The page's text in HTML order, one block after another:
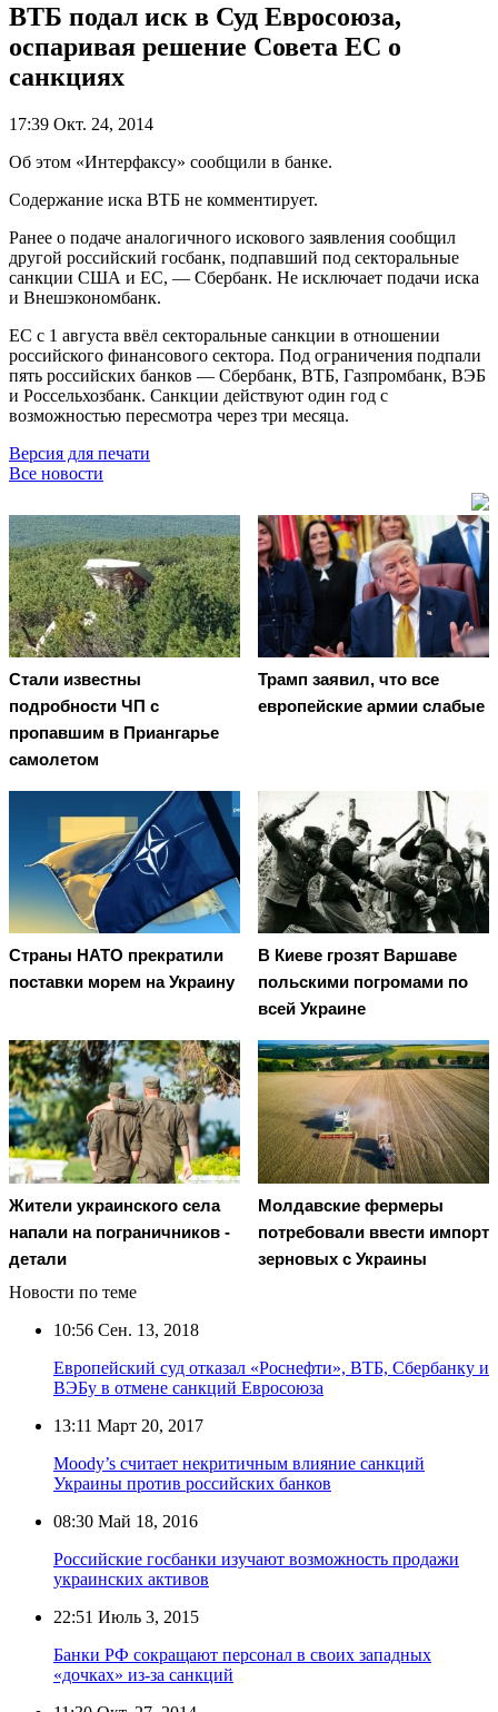
ВТБ подал иск в Суд Евросоюза,
оспаривая решение Совета ЕС о
санкциях
17:39 Окт. 24, 2014
Об этом «Интерфаксу» сообщили в банке.
Содержание иска ВТБ не комментирует.
Ранее о подаче аналогичного искового заявления сообщил
другой российский госбанк, подпавший под секторальные
санкции США и ЕС, — Сбербанк. Не исключает подачи иска
и Внешэкономбанк.
ЕС с 1 августа ввёл секторальные санкции в отношении
российского финансового сектора. Под ограничения подпали
пять российских банков — Сбербанк, ВТБ, Газпромбанк, ВЭБ
и Россельхозбанк. Санкции действуют один год с
возможностью пересмотра через три месяца.
Версия для печати
Все новости
Стали известны
подробности ЧП с
пропавшим в Приангарье
самолетом
Трамп заявил, что все
европейские армии слабые
Страны НАТО прекратили
поставки морем на Украину
В Киеве грозят Варшаве
польскими погромами по
всей Украине
Жители украинского села
напали на пограничников -
детали
Молдавские фермеры
потребовали ввести импорт
зерновых с Украины
Новости по теме
10:56 Сен. 13, 2018
Европейский суд отказал «Роснефти», ВТБ, Сбербанку и
ВЭБу в отмене санкций Евросоюза
13:11 Март 20, 2017
Moody’s считает некритичным влияние санкций
Украины против российских банков
08:30 Май 18, 2016
Российские госбанки изучают возможность продажи
украинских активов
22:51 Июль 3, 2015
Банки РФ сокращают персонал в своих западных
«дочках» из-за санкций